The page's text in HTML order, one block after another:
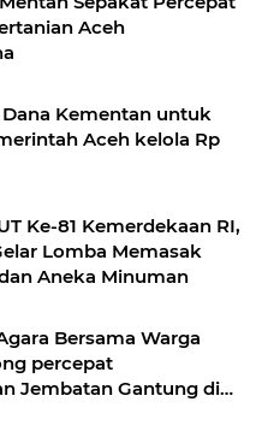
Aceh
Dana Kementan untuk
Aceh kelola Rp
Ke-81 Kemerdekaan RI,
Lomba Memasak
Aneka Minuman
Bersama Warga
percepat
Jembatan Gantung di